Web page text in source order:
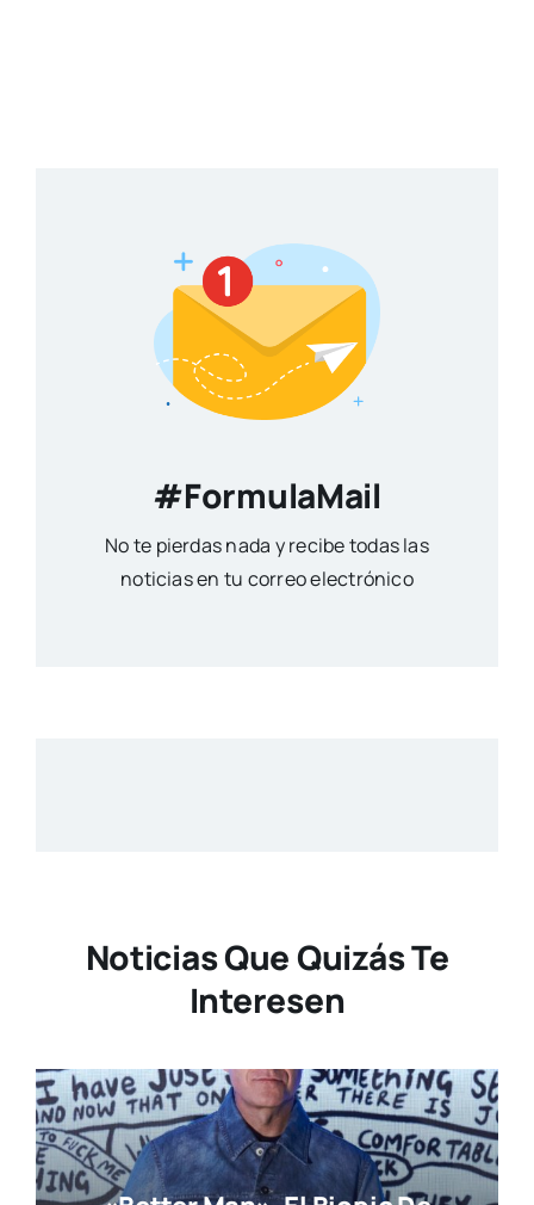
#FormulaMail
No te pierdas nada y recibe todas las
noticias en tu correo electrónico
Noticias Que Quizás Te
Interesen